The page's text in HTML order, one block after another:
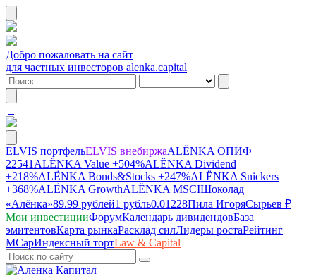
Добро пожаловать на сайт
для частных инвесторов alenka.capital
ELVIS портфельELVIS внебиржаALЁNKA ОПИФ
22541 ALЁNKA Value +504%ALЁNKA Dividend
+218%ALЁNKA Bonds&Stocks +247%ALЁNKA Snickers
+368%ALЁNKA GrowthALЁNKA MSCIШоколад
«Алёнка»89.99 рублей1 рубль0.01228Пила ИгоряСырьев ₽
Мои инвестицииФорумКалендарь дивидендовБаза
эмитентовКарта рынкаРасклад силЛидеры ростаРейтинг
MCapИндексный тортLaw & Capital